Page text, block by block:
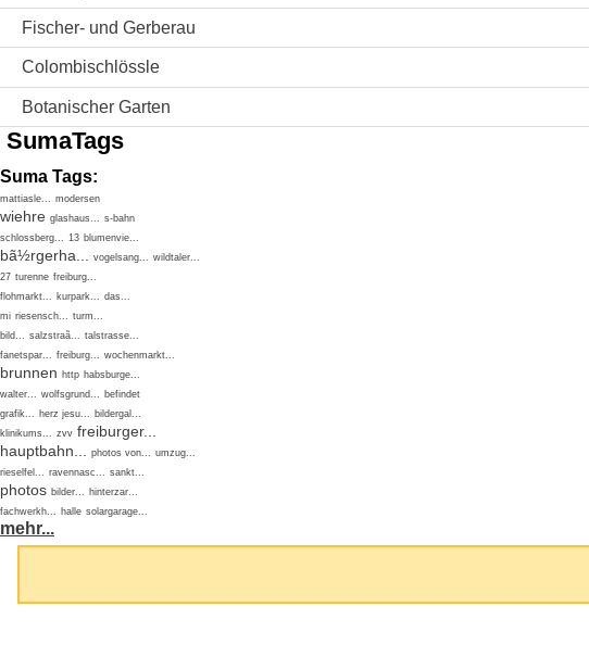
Fischer- und Gerberau
Colombischlössle
Botanischer Garten
SumaTags
Suma Tags:
mattiasle... modersen
wiehre glashaus... s-bahn
schlossberg... 13 blumenvie...
bã½rgerha... vogelsang... wildtaler...
27 turenne freiburg...
flohmarkt... kurpark... das...
mi riesensch... turm...
bild... salzstraã... talstrasse...
fanetspar... freiburg... wochenmarkt...
brunnen http habsburge...
walter... wolfsgrund... befindet
grafik... herz jesu... bildergal...
klinikums... zvv freiburger...
hauptbahn...
photos von... umzug...
rieselfel... ravennasc... sankt...
photos bilder... hinterzar...
fachwerkh... halle solargarage...
mehr...